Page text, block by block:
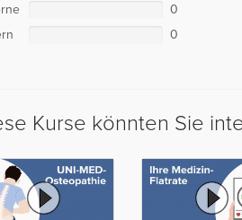
0
0
Kurse könnten Sie